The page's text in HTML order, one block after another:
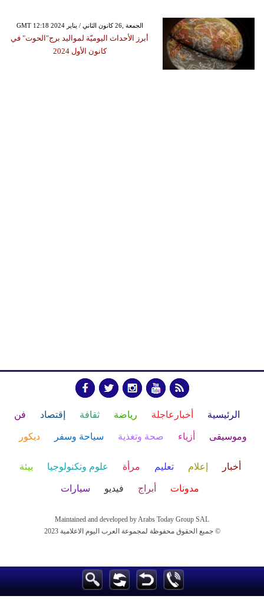
GMT 12:18 2024 الجمعة ,26 كانون الثاني / يناير
أبرز الأحداث اليوميّة لمواليد برج"الحوت" في
كانون الأول 2024
الرئيسية أخبارعاجلة رياضة ثقافة إقتصاد فن
وموسيقى أزياء صحة وتغذية سياحة وسفر ديكور
أخبار إعلام تعليم مرأة علوم وتكنولوجيا بيئة
مدونات أبراج فيديو سيارات
Maintained and developed by Arabs Today Group SAL
جميع الحقوق محفوظة لمجموعة العرب اليوم الاعلامية 2023 ©